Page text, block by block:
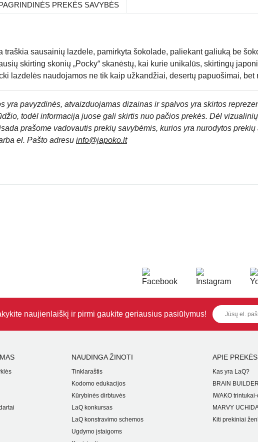
PREKĖS SAVYBĖS
traškia sausainių lazdele, pamirkyta šokolade, paliekant galiuką be
skirting skonių „Pocky“ skanėstų, kai kurie unikalūs, skirtingų
lazdelės naudojamos ne tik kaip užkandžiai, desertų papuošimai, bet
yra pavyzdinės, atvaizduojamas dizainas ir spalvos yra skirtos
todėl informacija juose gali skirtis nuo pačios prekės. Dėl
prašome vadovautis prekių savybėmis, kurios yra nurodytos
el. Pašto adresu info@japoko.lt
naujienlaiškį ir pirmi gaukite geriausius pasiūlymus!
NAUDINGA ŽINOTI
Tinklaraštis
Kodomo edukacijos
Kūrybinės dirbtuvės
LaQ konkursas
LaQ konstravimo schemos
Ugdymo įstaigoms
APIE
Kas yra LaQ?
BRAIN
IWAKO
MARVY
Kiti prekiniai